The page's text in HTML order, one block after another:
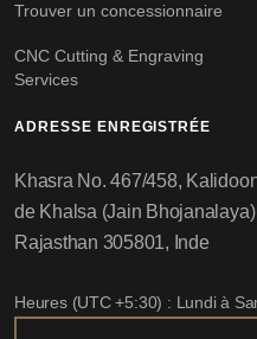
Trouver un concessionnaire
CNC Cutting & Engraving
Services
ADRESSE ENREGISTRÉE
Khasra No. 467/458,
de Khalsa (Jain
Rajasthan 305801, Inde
Heures (UTC +5:30) : Lundi à